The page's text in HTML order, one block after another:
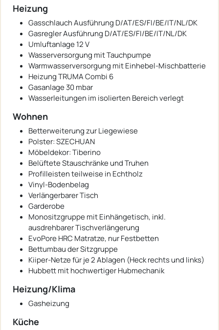
Heizung
Gasschlauch Ausführung D/AT/ES/FI/BE/IT/NL/DK
Gasregler Ausführung D/AT/ES/FI/BE/IT/NL/DK
Umluftanlage 12 V
Wasserversorgung mit Tauchpumpe
Warmwasserversorgung mit Einhebel-Mischbatterie
Heizung TRUMA Combi 6
Gasanlage 30 mbar
Wasserleitungen im isolierten Bereich verlegt
Wohnen
Betterweiterung zur Liegewiese
Polster: SZECHUAN
Möbeldekor: Tiberino
Belüftete Stauschränke und Truhen
Profilleisten teilweise in Echtholz
Vinyl-Bodenbelag
Verlängerbarer Tisch
Garderobe
Monositzgruppe mit Einhängetisch, inkl.
ausdrehbarer Tischverlängerung
EvoPore HRC Matratze, nur Festbetten
Bettumbau der Sitzgruppe
Kiiper-Netze für je 2 Ablagen (Heck rechts und links)
Hubbett mit hochwertiger Hubmechanik
Heizung/Klima
Gasheizung
Küche